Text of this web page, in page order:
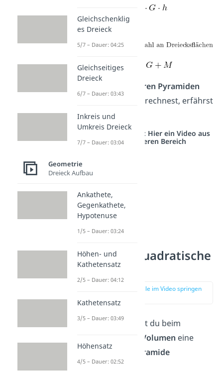
Mantelfläche:
Oberfläche:
anderen Pyramiden
das Volumen ausrechnest, erfährst
du jetzt!
Studyflix vernetzt: Hier ein Video aus
einem anderen Bereich
Volumen quadratische
Pyramide
zur Stelle im Video springen
Ganz häufig sollst du beim
Volumen eine
quadratische Pyramide
betrachten.
Gleichschenklig
es Dreieck
5/7 – Dauer: 04:25
Gleichseitiges
Dreieck
6/7 – Dauer: 03:43
Inkreis und
Umkreis Dreieck
7/7 – Dauer: 03:04
Geometrie
Dreieck Aufbau
Ankathete,
Gegenkathete,
Hypotenuse
1/5 – Dauer: 03:24
Höhen- und
Kathetensatz
2/5 – Dauer: 04:12
Kathetensatz
3/5 – Dauer: 03:49
Höhensatz
4/5 – Dauer: 02:52